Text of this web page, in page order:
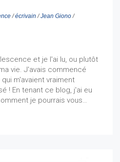
/écrivain /Jean Giono/
et je l'ai lu, ou plutôt
vie. J'avais commencé
m'avaient vraiment
! En tenant ce blog, j'ai eu
je pourrais vous…